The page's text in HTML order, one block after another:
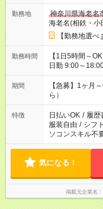
勤務地
神奈川県海老名
海老名(相鉄・小
【勤務地選
勤務時間
【1日5時間～OK
日勤 9:00～
短 10:00～15:00 上記はあくまで一例です。 「夕方までには帰宅
しておきたい」
間を有効に使い
ね。
期間
【急募】1ヶ月
ら）
特徴 日払いOK / 履歴
服装自由 / シフ
ソコンスキル不
気になる！
掲載元企業名